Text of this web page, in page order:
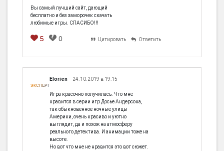
Вы самый лучший сайт, дающий
бесплатно и без заморочек скачать
любимые игры. СПАСИБО!!!
5 0 Цитировать Ответить
ЭКСПЕРТ
Elorien 24.10.2019 в 19:15
Игра красочно получилась. Что мне
нравится в серии игр Досье Андерсона,
так обыкновенное ночные улицы
Америки, очень красиво и уютно
выглядит, да и похож на атмосферу
реального детектива. И анимации тоже на
высоте.
Но вот что мне не нравится это вот сюжет.